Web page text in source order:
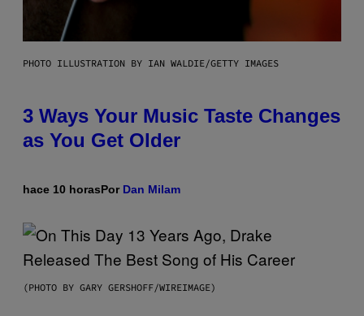
PHOTO ILLUSTRATION BY IAN WALDIE/GETTY IMAGES
3 Ways Your Music Taste Changes
as You Get Older
hace 10 horasPor Dan Milam
(PHOTO BY GARY GERSHOFF/WIREIMAGE)